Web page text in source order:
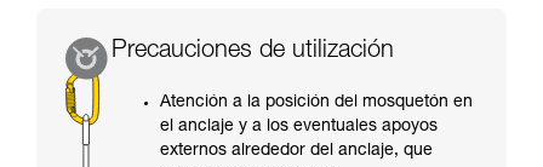
Precauciones de utilización
Atención a la posición del mosquetón en
el anclaje y a los eventuales apoyos
externos alrededor del anclaje, que